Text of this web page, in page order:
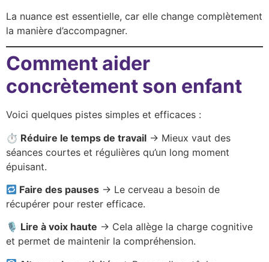
La nuance est essentielle, car elle change complètement
la manière d’accompagner.
Comment aider
concrètement son enfant
Voici quelques pistes simples et efficaces :
⏱ Réduire le temps de travail -> Mieux vaut des
séances courtes et régulières qu’un long moment
épuisant.
Faire des pauses -> Le cerveau a besoin de
récupérer pour rester efficace.
🎙 Lire à voix haute -> Cela allège la charge cognitive
et permet de maintenir la compréhension.